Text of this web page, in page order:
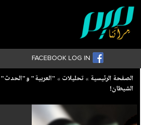
FACEBOOK LOG IN
Breadcrumb
الصفحة الرئيسية تحليلات
"العربية" و"الحدث"
الشيطان!